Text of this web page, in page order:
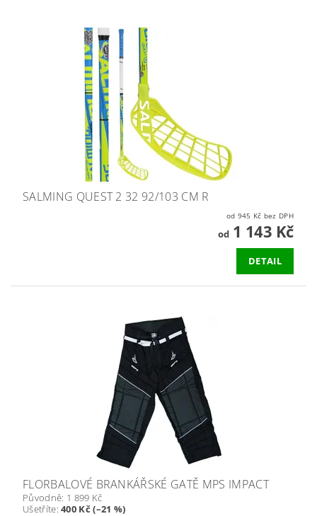
SALMING QUEST 2 32 92/103 CM R
od 945 Kč bez DPH
od1 143 Kč
DETAIL
FLORBALOVÉ BRANKÁŘSKÉ GATĚ MPS IMPACT
Původně: 1 899 Kč
Ušetříte:400 Kč (–21 %)